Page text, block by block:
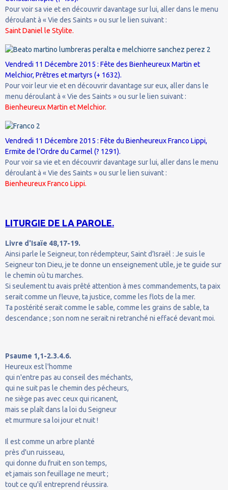
Pour voir sa vie et en découvrir davantage sur lui, aller dans le menu
déroulant à « Vie des Saints » ou sur le lien suivant :
Saint Daniel le Stylite.
Vendredi 11 Décembre 2015 : Fête des Bienheureux Martin et
Melchior, Prêtres et martyrs (+ 1632).
Pour voir leur vie et en découvrir davantage sur eux, aller dans le
menu déroulant à « Vie des Saints » ou sur le lien suivant :
Bienheureux Martin et Melchior.
Vendredi 11 Décembre 2015 : Fête du Bienheureux Franco Lippi,
Ermite de l’Ordre du Carmel (? 1291).
Pour voir sa vie et en découvrir davantage sur lui, aller dans le menu
déroulant à « Vie des Saints » ou sur le lien suivant :
Bienheureux Franco Lippi.
LITURGIE DE LA PAROLE.
Livre d'Isaïe 48,17-19.
Ainsi parle le Seigneur, ton rédempteur, Saint d’Israël : Je suis le
Seigneur ton Dieu, je te donne un enseignement utile, je te guide sur
le chemin où tu marches.
Si seulement tu avais prêté attention à mes commandements, ta paix
serait comme un fleuve, ta justice, comme les flots de la mer.
Ta postérité serait comme le sable, comme les grains de sable, ta
descendance ; son nom ne serait ni retranché ni effacé devant moi.
Psaume 1,1-2.3.4.6.
Heureux est l'homme
qui n'entre pas au conseil des méchants,
qui ne suit pas le chemin des pécheurs,
ne siège pas avec ceux qui ricanent,
mais se plaît dans la loi du Seigneur
et murmure sa loi jour et nuit !
Il est comme un arbre planté
près d'un ruisseau,
qui donne du fruit en son temps,
et jamais son feuillage ne meurt ;
tout ce qu'il entreprend réussira.